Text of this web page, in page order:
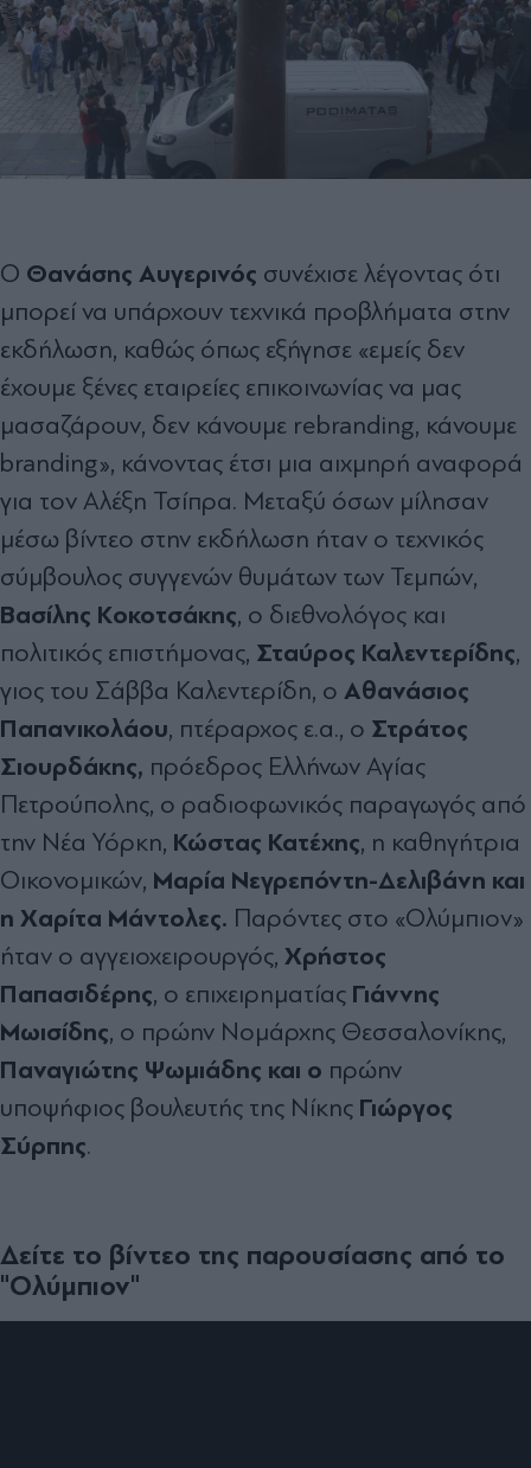
Ο Θανάσης Αυγερινός συνέχισε λέγοντας ότι
μπορεί να υπάρχουν τεχνικά προβλήματα στην
εκδήλωση, καθώς όπως εξήγησε «εμείς δεν
έχουμε ξένες εταιρείες επικοινωνίας να μας
μασαζάρουν, δεν κάνουμε rebranding, κάνουμε
branding», κάνοντας έτσι μια αιχμηρή αναφορά
για τον Αλέξη Τσίπρα. Μεταξύ όσων μίλησαν
μέσω βίντεο στην εκδήλωση ήταν ο τεχνικός
σύμβουλος συγγενών θυμάτων των Τεμπών,
Βασίλης Κοκοτσάκης, ο διεθνολόγος και
πολιτικός επιστήμονας, Σταύρος Καλεντερίδης,
γιος του Σάββα Καλεντερίδη, ο Αθανάσιος
Παπανικολάου, πτέραρχος ε.α., ο Στράτος
Σιουρδάκης, πρόεδρος Ελλήνων Αγίας
Πετρούπολης, ο ραδιοφωνικός παραγωγός από
την Νέα Υόρκη, Κώστας Κατέχης, η καθηγήτρια
Οικονομικών, Μαρία Νεγρεπόντη-Δελιβάνη και
η Χαρίτα Μάντολες. Παρόντες στο «Ολύμπιον»
ήταν ο αγγειοχειρουργός, Χρήστος
Παπασιδέρης, ο επιχειρηματίας Γιάννης
Μωισίδης, ο πρώην Νομάρχης Θεσσαλονίκης,
Παναγιώτης Ψωμιάδης και ο πρώην
υποψήφιος βουλευτής της Νίκης Γιώργος
Σύρπης.
Δείτε το βίντεο της παρουσίασης από το
"Ολύμπιον"